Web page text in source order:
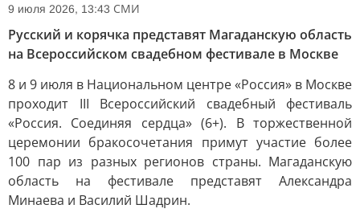
9 июля 2026, 13:43 СМИ
Русский и корячка представят Магаданскую область
на Всероссийском свадебном фестивале в Москве
8 и 9 июля в Национальном центре «Россия» в Москве
проходит III Всероссийский свадебный фестиваль
«Россия. Соединяя сердца» (6+). В торжественной
церемонии бракосочетания примут участие более
100 пар из разных регионов страны. Магаданскую
область на фестивале представят Александра
Минаева и Василий Шадрин.